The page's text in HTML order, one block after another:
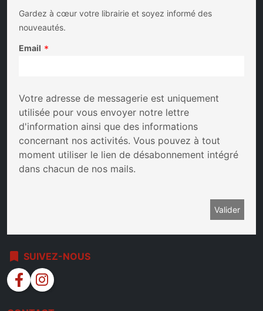
Gardez à cœur votre librairie et soyez informé des
nouveautés.
Email *
Votre adresse de messagerie est uniquement
utilisée pour vous envoyer notre lettre
d'information ainsi que des informations
concernant nos activités. Vous pouvez à tout
moment utiliser le lien de désabonnement intégré
dans chacun de nos mails.
bookmark SUIVEZ-NOUS
facebook instagram